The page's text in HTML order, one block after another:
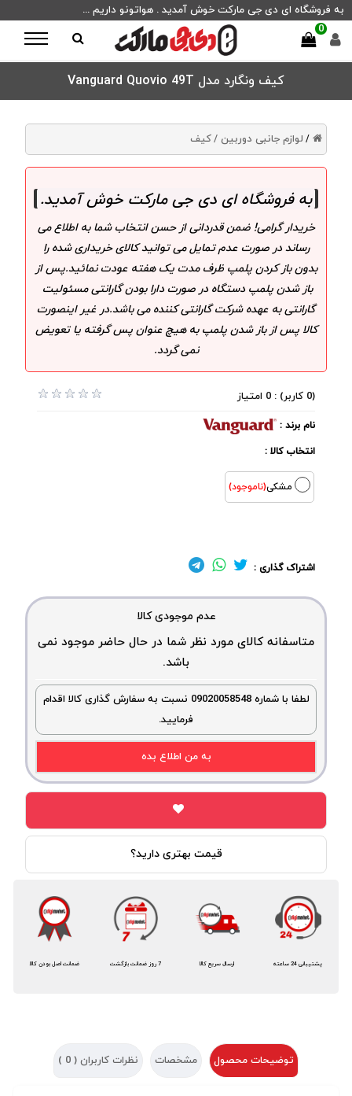
به فروشگاه ای دی جی مارکت خوش آمدید . هواتونو داریم ...
0
کیف ونگارد مدل Vanguard Quovio 49T
/ لوازم جانبی دوربین /کیف
به فروشگاه ای دی جی مارکت خوش آمدید.
خریدار گرامی! ضمن قدردانی از حسن انتخاب شما به اطلاع می
رساند در صورت عدم تمایل می توانید کالای خریداری شده را
بدون باز کردن پلمپ ظرف مدت یک هفته عودت نمائید.پس از
باز شدن پلمپ دستگاه در صورت دارا بودن گارانتی مسئولیت
گارانتی به عهده شرکت گارانتی کننده می باشد.در غیر اینصورت
کالا پس از باز شدن پلمپ به هیچ عنوان پس گرفته یا تعویض
نمی گردد.
(0 کاربر) : 0 امتیاز
نام برند :
انتخاب کالا :
مشکی(ناموجود)
اشتراک گذاری :
عدم موجودی کالا
متاسفانه کالای مورد نظر شما در حال حاضر موجود نمی
باشد.
لطفا با شماره 09020058548 نسبت به سفارش گذاری کالا اقدام
فرمایید.
به من اطلاع بده
قیمت بهتری دارید؟
ضمانت اصل بودن کالا 7 روز ضمانت بازگشت ارسال سریع کالا پشتیبانی 24 ساعته
توضیحات محصول مشخصات نظرات کاربران ( 0
)